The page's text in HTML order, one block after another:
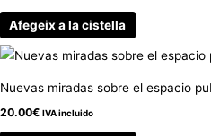
Afegeix a la cistella
Nuevas miradas sobre el espacio
20.00€ IVA incluido